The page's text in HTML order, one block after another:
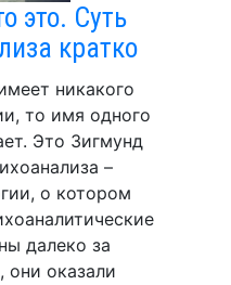
это. Суть
кратко
никакого
то имя одного
Это Зигмунд
–
о котором
далеко за
они оказали